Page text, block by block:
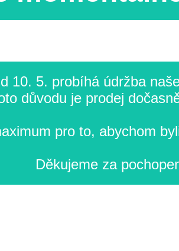
10. 5. probíhá údržba
důvodu je prodej
pro to, abychom
Děkujeme za